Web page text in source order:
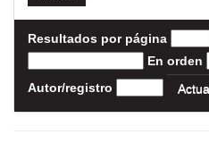
Resultados por página
En orden
Autor/registro